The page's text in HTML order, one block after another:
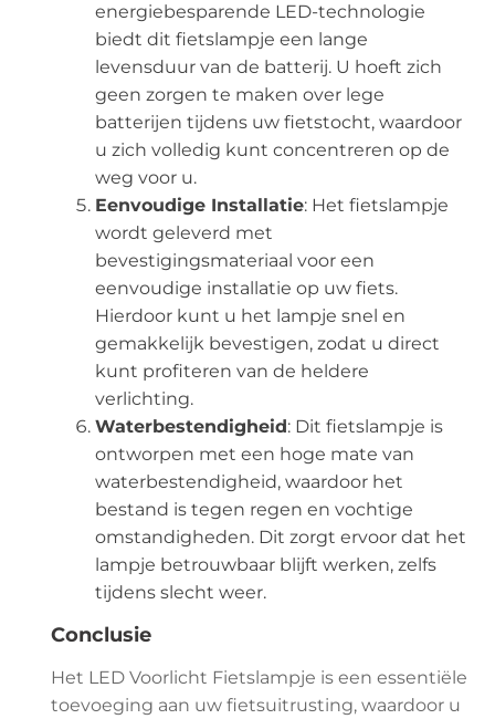
energiebesparende LED-technologie
biedt dit fietslampje een lange
levensduur van de batterij. U hoeft zich
geen zorgen te maken over lege
batterijen tijdens uw fietstocht, waardoor
u zich volledig kunt concentreren op de
weg voor u.
Eenvoudige Installatie: Het fietslampje
wordt geleverd met
bevestigingsmateriaal voor een
eenvoudige installatie op uw fiets.
Hierdoor kunt u het lampje snel en
gemakkelijk bevestigen, zodat u direct
kunt profiteren van de heldere
verlichting.
Waterbestendigheid : Dit fietslampje is
ontworpen met een hoge mate van
waterbestendigheid, waardoor het
bestand is tegen regen en vochtige
omstandigheden. Dit zorgt ervoor dat het
lampje betrouwbaar blijft werken, zelfs
tijdens slecht weer.
Conclusie
Het LED Voorlicht Fietslampje is een essentiële
toevoeging aan uw fietsuitrusting, waardoor u